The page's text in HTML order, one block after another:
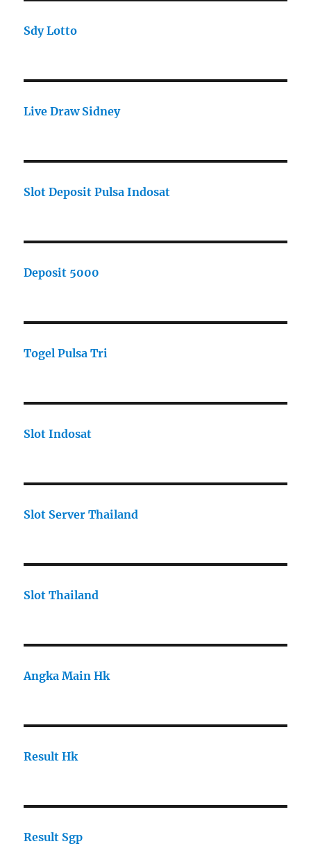
Sdy Lotto
Live Draw Sidney
Slot Deposit Pulsa Indosat
Deposit 5000
Togel Pulsa Tri
Slot Indosat
Slot Server Thailand
Slot Thailand
Angka Main Hk
Result Hk
Result Sgp